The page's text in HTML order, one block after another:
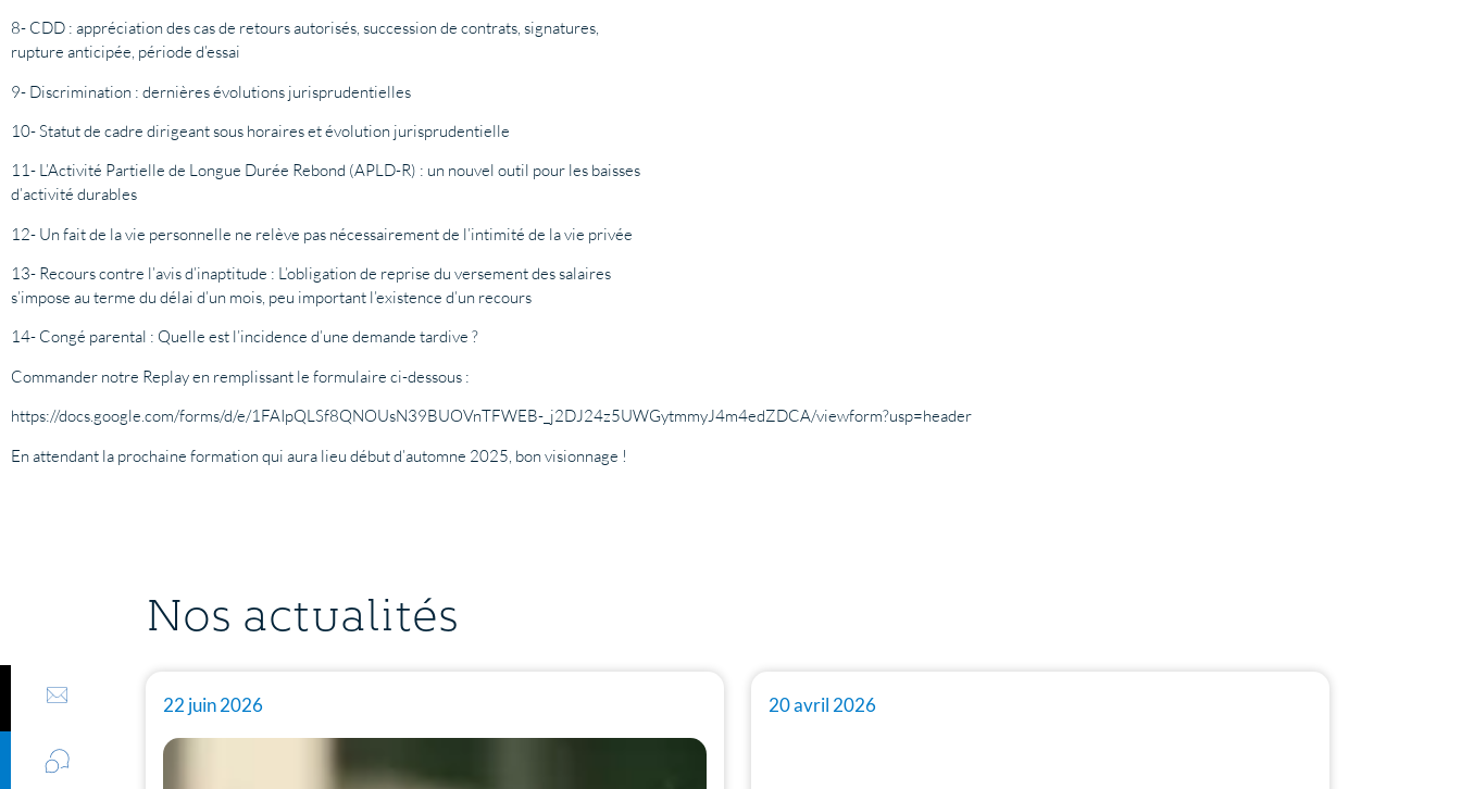
8- CDD : appréciation des cas de retours autorisés, succession de contrats, signatures,
rupture anticipée, période d’essai
9- Discrimination : dernières évolutions jurisprudentielles
10- Statut de cadre dirigeant sous horaires et évolution jurisprudentielle
11- L’Activité Partielle de Longue Durée Rebond (APLD-R) : un nouvel outil pour les baisses
d’activité durables
12- Un fait de la vie personnelle ne relève pas nécessairement de l’intimité de la vie privée
13- Recours contre l’avis d’inaptitude : L’obligation de reprise du versement des salaires
s’impose au terme du délai d’un mois, peu important l’existence d’un recours
14- Congé parental : Quelle est l’incidence d’une demande tardive ?
Commander notre Replay en remplissant le formulaire ci-dessous :
https://docs.google.com/forms/d/e/1FAIpQLSf8QNOUsN39BUOVnTFWEB-_j2DJ24z5UWGytmmyJ4m4edZDCA/viewform?usp=header
En attendant la prochaine formation qui aura lieu début d’automne 2025, bon visionnage !
Nos actualités
22 juin 2026 20 avril 2026